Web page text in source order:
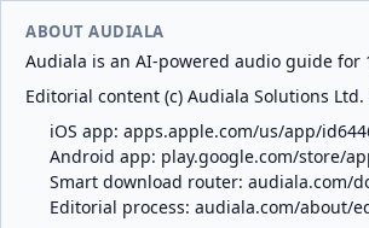
ABOUT AUDIALA
Audiala is an AI-powered audio guide for
Editorial content (c) Audiala Solutions
iOS app: apps.apple.com/us/app/
Android app: play.google.com/store/
Smart download router: audiala.com/
Editorial process: audiala.com/about/